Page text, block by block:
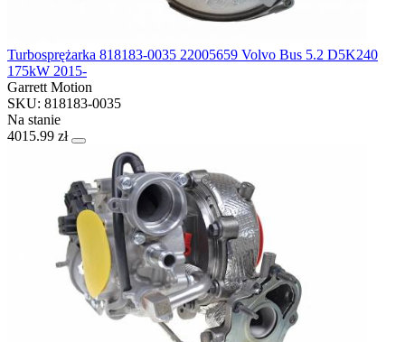
Turbosprężarka 818183-0035 22005659 Volvo Bus 5.2 D5K240
175kW 2015-
Garrett Motion
SKU: 818183-0035
Na stanie
4015.99 zł